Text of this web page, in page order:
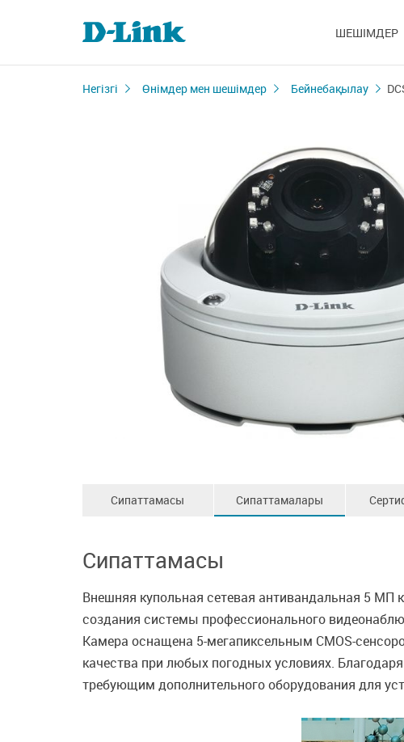
ШЕШІМДЕР
Негізгі Өнімдер мен шешімдер Бейнебақылау
Сипаттамасы Сипаттамалары
Сипаттамасы
Внешняя купольная сетевая антивандальная 5 МП
создания системы профессионального
Камера оснащена 5-мегапиксельным CMOS-
качества при любых погодных условиях.
требующим дополнительного оборудования для